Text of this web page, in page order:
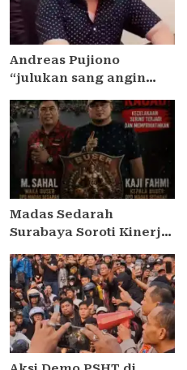
Andreas Pujiono
“julukan sang angin
Satreskrim Polres
Madiun , ditengarai tipu
Masyarakat 3,5 Milliar
Madas Sedarah
Surabaya Soroti Kinerja
Minta Kapolres
Pelabuhan Tanjung
Perak Lakukan Evaluasi